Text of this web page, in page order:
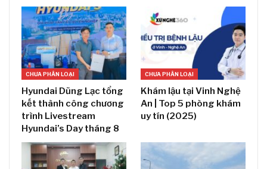
CHƯA PHÂN LOẠI
Hyundai Dũng Lạc tổng
kết thành công chương
trình Livestream
Hyundai’s Day tháng 8
CHƯA PHÂN LOẠI
Khám lậu tại Vinh Nghệ
An | Top 5 phòng khám
uy tín (2025)